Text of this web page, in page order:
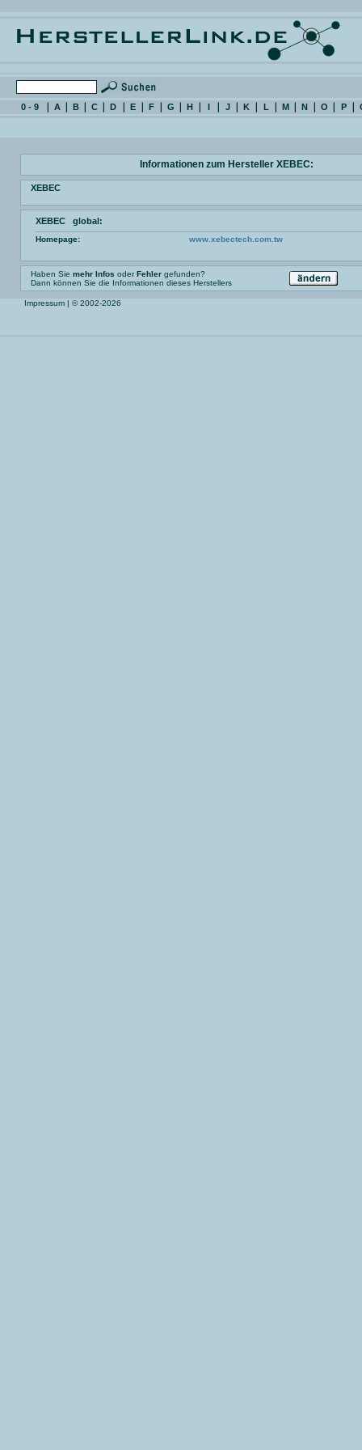
0 - 9 A B C D E F G H I J K L M N O P
Informationen zum Hersteller XEBEC:
XEBEC
XEBEC global:
Homepage: www.xebectech.com.tw
Haben Sie mehr Infos oderFehler gefunden?
Dann können Sie die Informationen dieses Herstellers
Impressum | © 2002-2026